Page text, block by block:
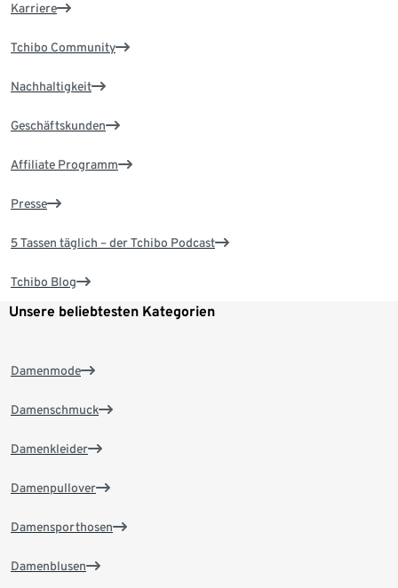
Karriere
Tchibo Community
Nachhaltigkeit
Geschäftskunden
Affiliate Programm
Presse
5 Tassen täglich – der Tchibo Podcast
Tchibo Blog
Unsere beliebtesten Kategorien
Damenmode
Damenschmuck
Damenkleider
Damenpullover
Damensporthosen
Damenblusen